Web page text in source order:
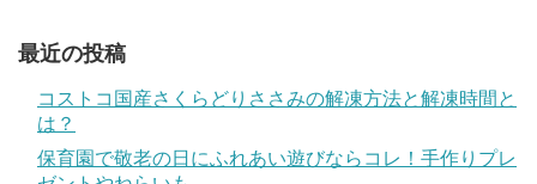
最近の投稿
コストコ国産さくらどりささみの解凍方法と解凍時間と
は？
保育園で敬老の日にふれあい遊びならコレ！手作りプレ